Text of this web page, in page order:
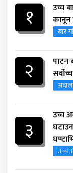
१
उच्च
कानून
बार
२
पाटन
३
उच्च
उच्च